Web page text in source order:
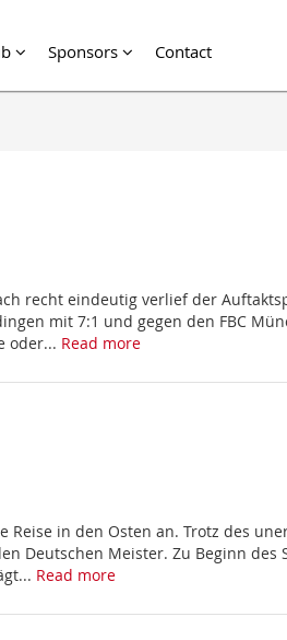
Sponsors Contact
recht eindeutig verlief der
mit 7:1 und gegen den FBC
oder... Read more
in den Osten an. Trotz des
Deutschen Meister. Zu Beginn des
Read more